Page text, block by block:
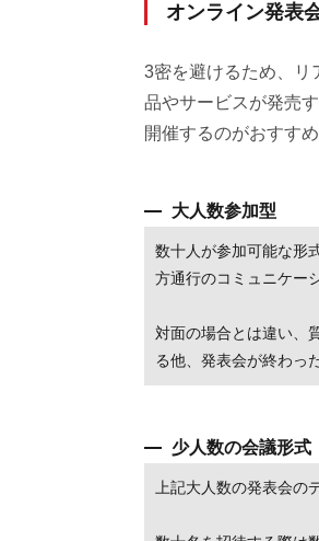
オンライン発表
3密を避けるため、リ
品やサービスが発売
開催するのがおすす
大人数参加型
数十人が参加可能な形
方通行のコミュニケー
対面の場合とは違い、
る他、発表会が終わっ
少人数の会議形式
上記大人数の発表会の